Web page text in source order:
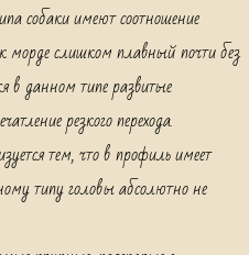
собаки имеют соотношение
морде слишком плавный почти без
в данном типе развитые
резкого перехода.
тем, что в профиль имеет
типу головы абсолютно не